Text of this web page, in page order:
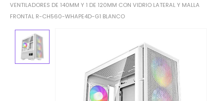
VENTILADORES DE 140MM Y 1 DE 120MM CON VIDRIO LATERAL Y MALLA
FRONTAL R-CH560-WHAPE4D-G1 BLANCO